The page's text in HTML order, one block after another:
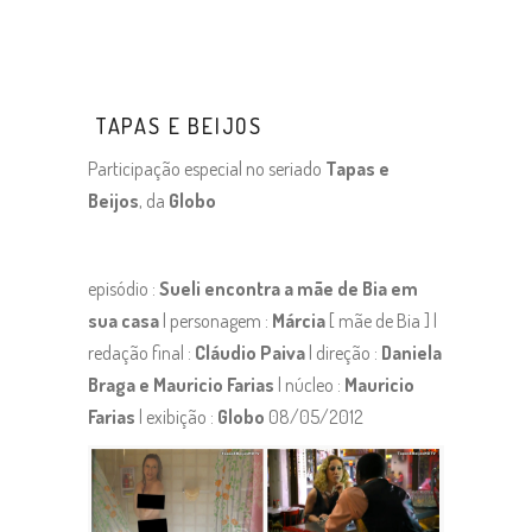
TAPAS E BEIJOS
Participação especial no seriado Tapas e
Beijos, da Globo
episódio : Sueli encontra a mãe de Bia em
sua casa | personagem : Márcia [ mãe de Bia ] |
redação final : Cláudio Paiva | direção : Daniela
Braga e Mauricio Farias | núcleo : Mauricio
Farias | exibição : Globo 08/05/2012